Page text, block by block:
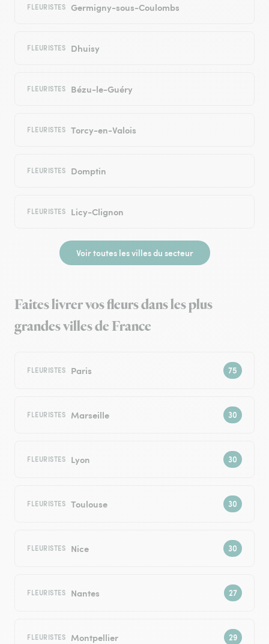
FLEURISTES Germigny-sous-Coulombs
FLEURISTES Dhuisy
FLEURISTES Bézu-le-Guéry
FLEURISTES Torcy-en-Valois
FLEURISTES Domptin
FLEURISTES Licy-Clignon
Voir toutes les villes du secteur
Faites livrer vos fleurs dans les plus
grandes villes de France
FLEURISTES Paris
FLEURISTES Marseille
FLEURISTES Lyon
FLEURISTES Toulouse
FLEURISTES Nice
FLEURISTES Nantes
FLEURISTES Montpellier